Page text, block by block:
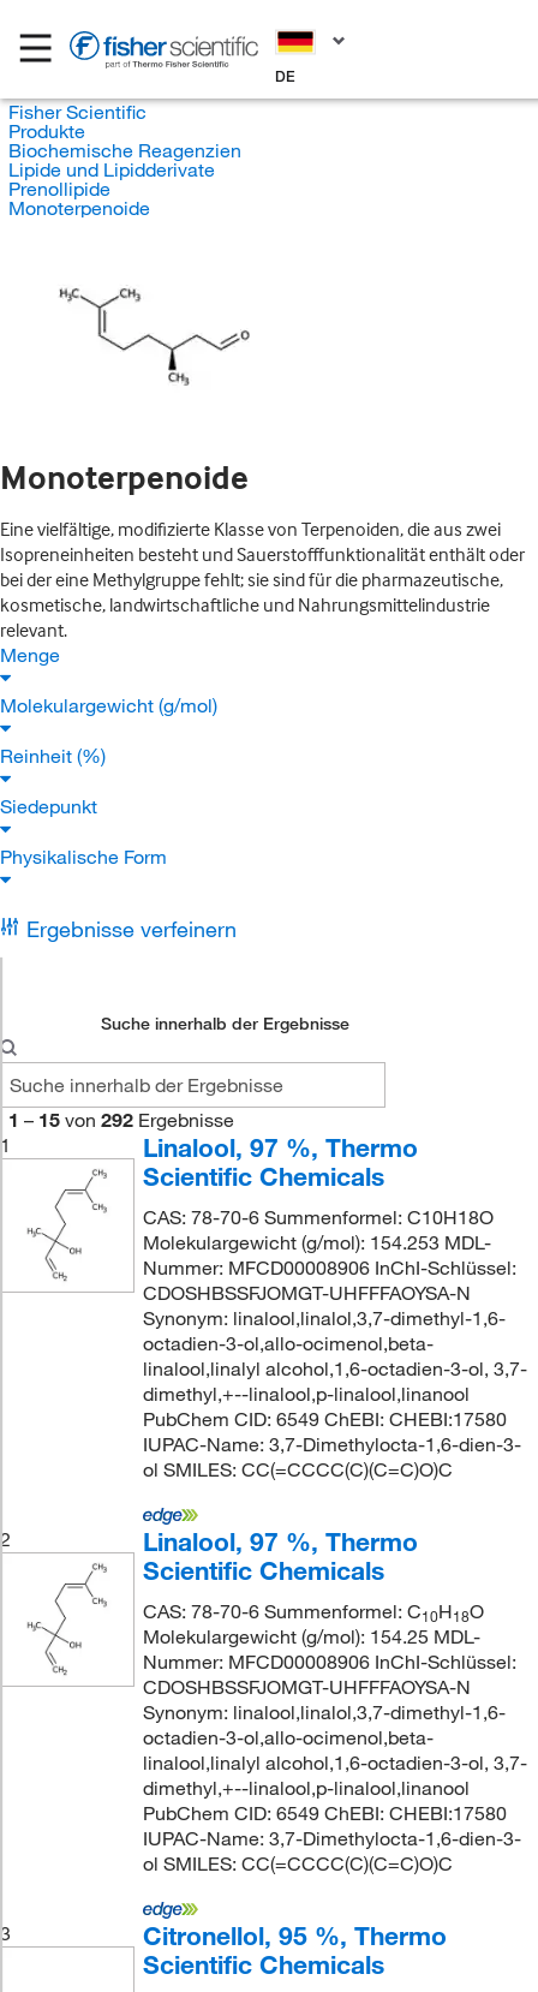
DE
Fisher Scientific
Produkte
Biochemische Reagenzien
Lipide und Lipidderivate
Prenollipide
Monoterpenoide
Monoterpenoide
Eine vielfältige, modifizierte Klasse von Terpenoiden, die aus zwei
Isopreneinheiten besteht und Sauerstofffunktionalität enthält oder
bei der eine Methylgruppe fehlt; sie sind für die pharmazeutische,
kosmetische, landwirtschaftliche und Nahrungsmittelindustrie
relevant.
Menge
Molekulargewicht (g/mol)
Reinheit (%)
Siedepunkt
Physikalische Form
Ergebnisse verfeinern
Suche innerhalb der Ergebnisse
1 – 15 von 292 Ergebnisse
1
Linalool, 97 %, Thermo
Scientific Chemicals
CAS: 78-70-6 Summenformel: C10H18O
Molekulargewicht (g/mol): 154.253 MDL-
Nummer: MFCD00008906 InChI-Schlüssel:
CDOSHBSSFJOMGT-UHFFFAOYSA-N
Synonym: linalool,linalol,3,7-dimethyl-1,6-
octadien-3-ol,allo-ocimenol,beta-
linalool,linalyl alcohol,1,6-octadien-3-ol, 3,7-
dimethyl,+--linalool,p-linalool,linanool
PubChem CID: 6549 ChEBI: CHEBI:17580
IUPAC-Name: 3,7-Dimethylocta-1,6-dien-3-
ol SMILES: CC(=CCCC(C)(C=C)O)C
2
Linalool, 97 %, Thermo
Scientific Chemicals
CAS: 78-70-6 Summenformel: C10H18O
Molekulargewicht (g/mol): 154.25 MDL-
Nummer: MFCD00008906 InChI-Schlüssel:
CDOSHBSSFJOMGT-UHFFFAOYSA-N
Synonym: linalool,linalol,3,7-dimethyl-1,6-
octadien-3-ol,allo-ocimenol,beta-
linalool,linalyl alcohol,1,6-octadien-3-ol, 3,7-
dimethyl,+--linalool,p-linalool,linanool
PubChem CID: 6549 ChEBI: CHEBI:17580
IUPAC-Name: 3,7-Dimethylocta-1,6-dien-3-
ol SMILES: CC(=CCCC(C)(C=C)O)C
3
Citronellol, 95 %, Thermo
Scientific Chemicals